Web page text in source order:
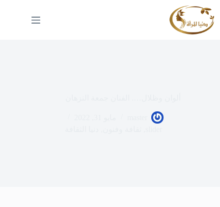
إلى
المحتوى